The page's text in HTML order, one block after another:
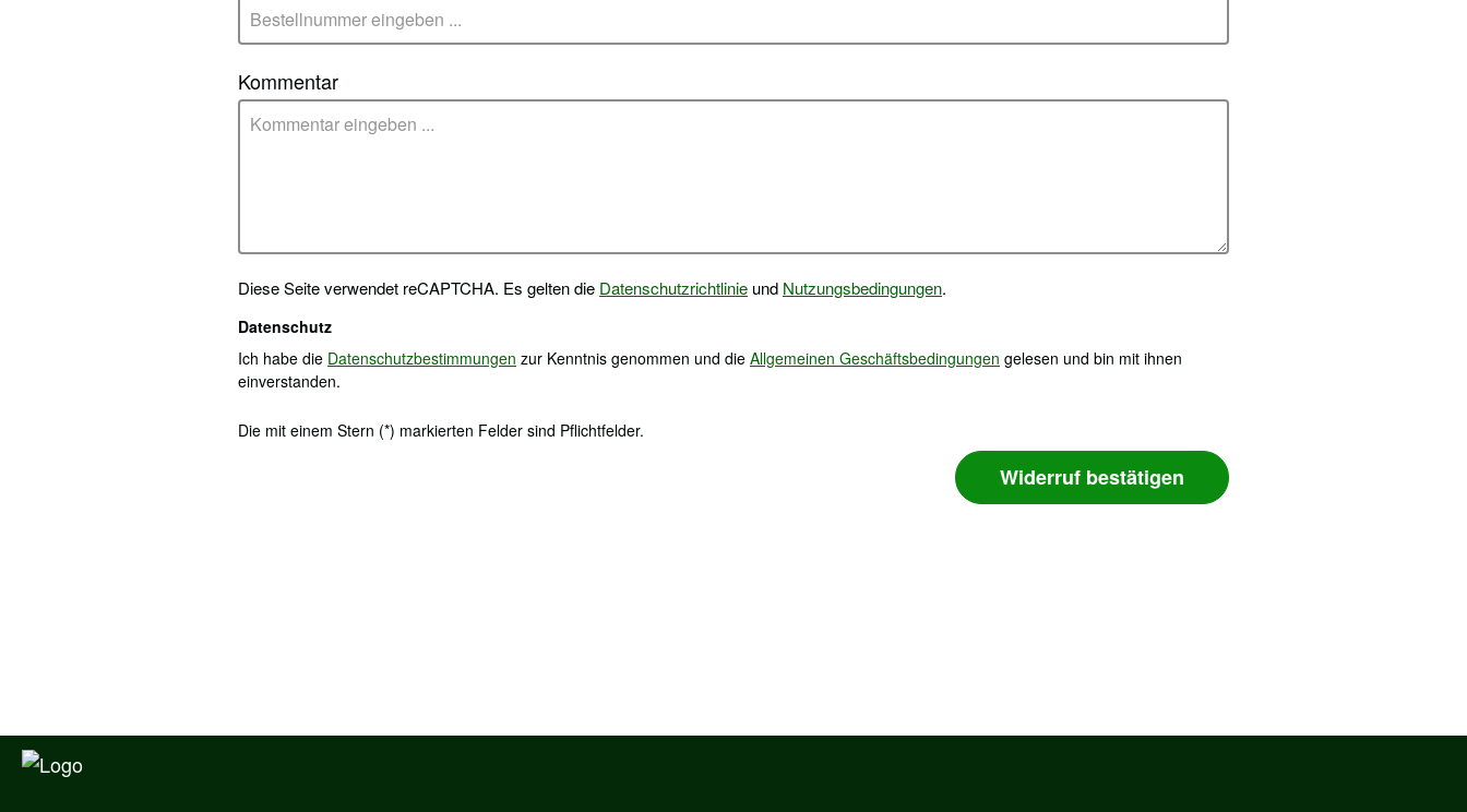
Kommentar
Diese Seite verwendet reCAPTCHA. Es gelten die Datenschutzrichtlinie und Nutzungsbedingungen.
Datenschutz
Ich habe die Datenschutzbestimmungen zur Kenntnis genommen und die Allgemeinen Geschäftsbedingungen gelesen und bin mit ihnen
einverstanden.
Die mit einem Stern (*) markierten Felder sind Pflichtfelder.
Widerruf bestätigen